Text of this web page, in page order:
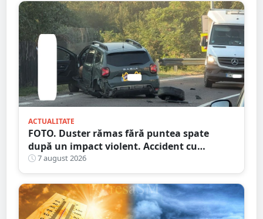
ACTUALITATE
FOTO. Duster rămas fără puntea spate
după un impact violent. Accident cu
implicarea unei mașini din Satu Mare
7 august 2026